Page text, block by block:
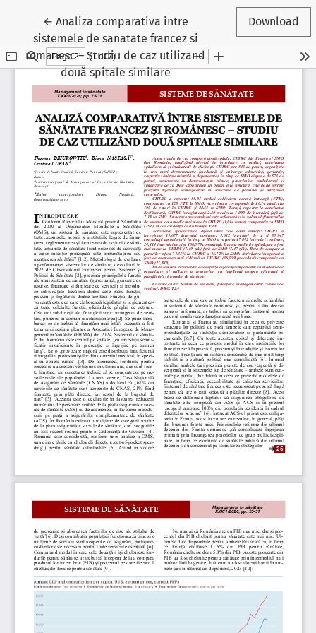
← Reveniți la detaliile articolului
Analiza comparativa intre
sistemele de sanatate francez si
romanesc – Studiu de caz utilizand
două spitale similare
Download